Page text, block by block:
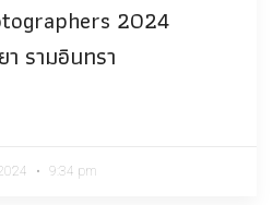
2024
า รามอินทรา
9:34 pm